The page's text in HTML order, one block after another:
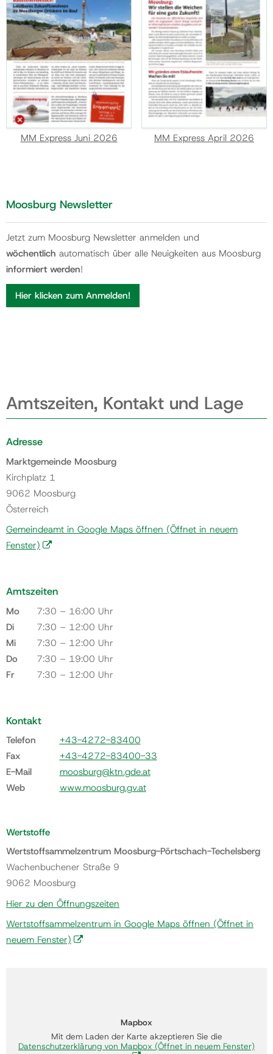
MM Express Juni 2026 MM Express April 2026
Moosburg Newsletter
Jetzt zum Moosburg Newsletter anmelden und
wöchentlich automatisch über alle Neuigkeiten aus Moosburg
informiert werden!
Hier klicken zum Anmelden!
Amtszeiten, Kontakt und Lage
Adresse
Marktgemeinde Moosburg
Kirchplatz 1
9062 Moosburg
Österreich
Gemeindeamt in Google Maps öffnen (Öffnet in neuem
Fenster)
Amtszeiten
Mo
7:30 – 16:00 Uhr
Di
7:30 – 12:00 Uhr
Mi
7:30 – 12:00 Uhr
Do
7:30 – 19:00 Uhr
Fr
7:30 – 12:00 Uhr
Kontakt
Telefon
+43-4272-83400
Fax
+43-4272-83400-33
E-Mail
moosburg@ktn.gde.at
Web
www.moosburg.gv.at
Wertstoffe
Wertstoffsammelzentrum Moosburg-Pörtschach-Techelsberg
Wachenbuchener Straße 9
9062 Moosburg
Hier zu den Öffnungszeiten
Wertstoffsammelzentrum in Google Maps öffnen (Öffnet in
neuem Fenster)
Mapbox
Mit dem Laden der Karte akzeptieren Sie die
Datenschutzerklärung von Mapbox (Öffnet in neuem Fenster)